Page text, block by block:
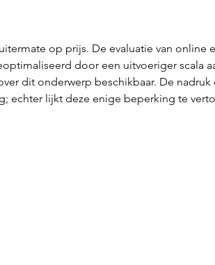
op prijs. De evaluatie van online
door een uitvoeriger scala
dit onderwerp beschikbaar. De
echter lijkt deze enige beperking te